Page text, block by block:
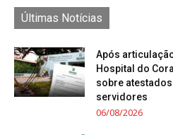
Últimas Notícias
Após
Hospital do
sobre
servidores
06/08/2026